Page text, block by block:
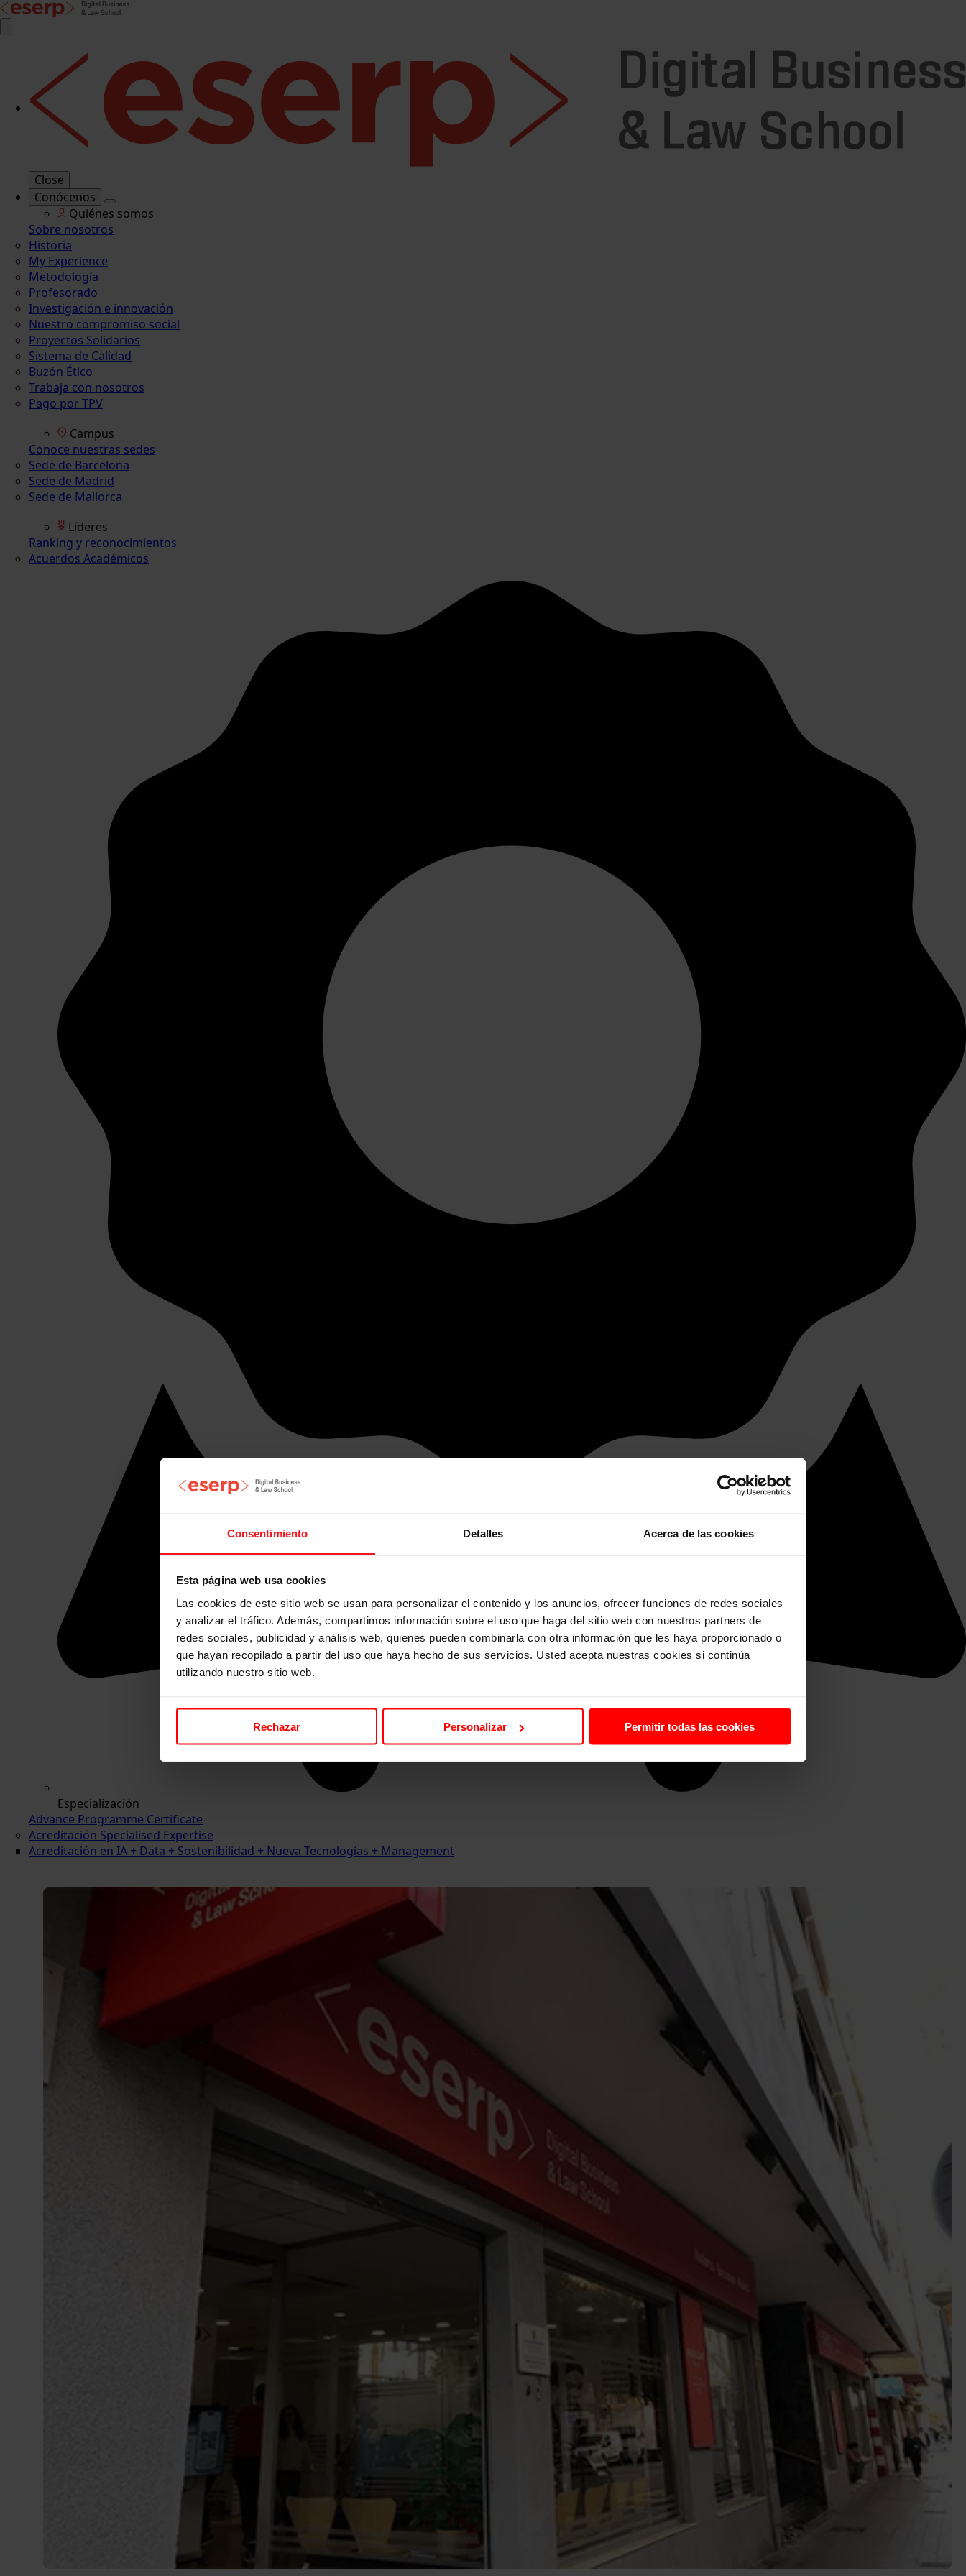
Consentimiento Detalles Acerca de las cookies
Esta página web usa cookies
Las cookies de este sitio web se usan para personalizar el contenido y los anuncios, ofrecer funciones de redes sociales
y analizar el tráfico. Además, compartimos información sobre el uso que haga del sitio web con nuestros partners de
redes sociales, publicidad y análisis web, quienes pueden combinarla con otra información que les haya proporcionado o
que hayan recopilado a partir del uso que haya hecho de sus servicios. Usted acepta nuestras cookies si continúa
utilizando nuestro sitio web.
Rechazar Personalizar Permitir todas las cookies
Close
Conócenos
Quiénes somos
Sobre nosotros
Historia
My Experience
Metodología
Profesorado
Investigación e innovación
Nuestro compromiso social
Proyectos Solidarios
Sistema de Calidad
Buzón Ético
Trabaja con nosotros
Pago por TPV
Campus
Conoce nuestras sedes
Sede de Barcelona
Sede de Madrid
Sede de Mallorca
Líderes
Ranking y reconocimientos
Acuerdos Académicos
Especialización
Advance Programme Certificate
Acreditación Specialised Expertise
Acreditación en IA + Data + Sostenibilidad + Nueva Tecnologías + Management